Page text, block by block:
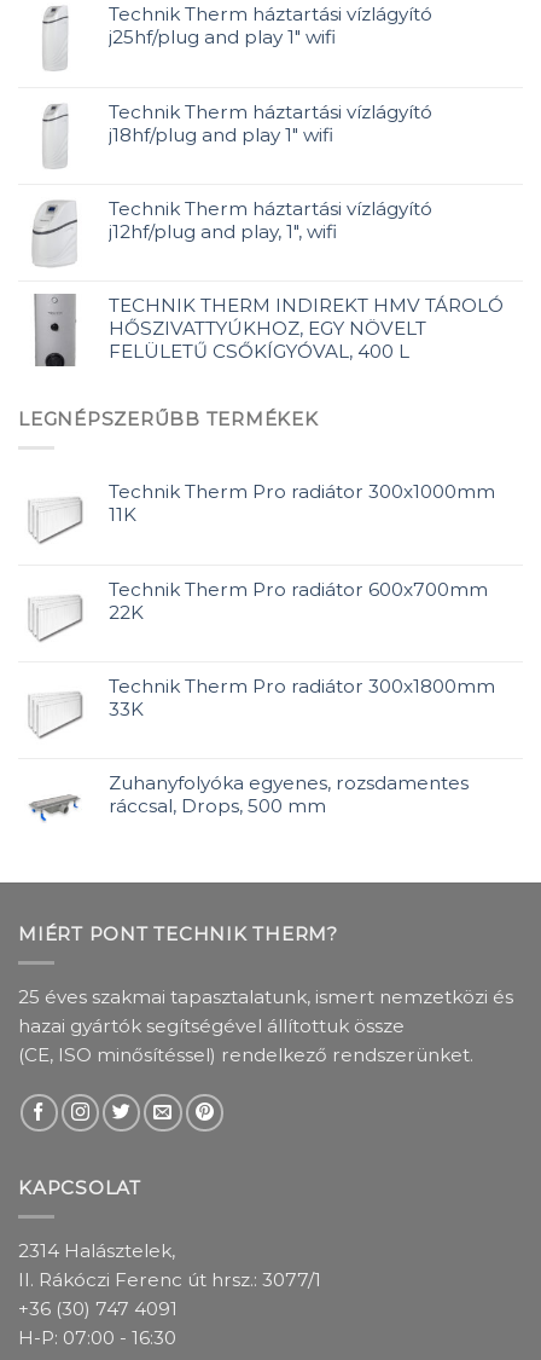
Technik Therm háztartási vízlágyító
j25hf/plug and play 1" wifi
Technik Therm háztartási vízlágyító
j18hf/plug and play 1" wifi
Technik Therm háztartási vízlágyító
j12hf/plug and play, 1", wifi
TECHNIK THERM INDIREKT HMV TÁROLÓ
HŐSZIVATTYÚKHOZ, EGY NÖVELT
FELÜLETŰ CSŐKÍGYÓVAL, 400 L
LEGNÉPSZERŰBB TERMÉKEK
Technik Therm Pro radiátor 300x1000mm
11K
Technik Therm Pro radiátor 600x700mm
22K
Technik Therm Pro radiátor 300x1800mm
33K
Zuhanyfolyóka egyenes, rozsdamentes
ráccsal, Drops, 500 mm
MIÉRT PONT TECHNIK THERM?
25 éves szakmai tapasztalatunk, ismert nemzetközi és
hazai gyártók segítségével állítottuk össze
(CE, ISO minősítéssel) rendelkező rendszerünket.
KAPCSOLAT
2314 Halásztelek,
II. Rákóczi Ferenc út hrsz.: 3077/1
+36 (30) 747 4091
H-P: 07:00 - 16:30